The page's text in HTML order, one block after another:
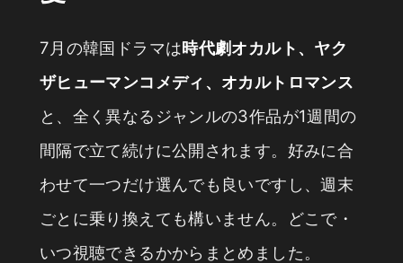
7月の韓国ドラマは時代劇オカルト、ヤク
ザヒューマンコメディ、オカルトロマンス
と、全く異なるジャンルの3作品が1週間の
間隔で立て続けに公開されます。好みに合
わせて一つだけ選んでも良いですし、週末
ごとに乗り換えても構いません。どこで・
いつ視聴できるかからまとめました。